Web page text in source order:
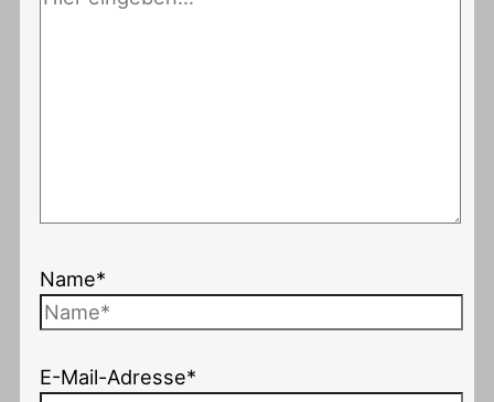
Name*
E-Mail-Adresse*